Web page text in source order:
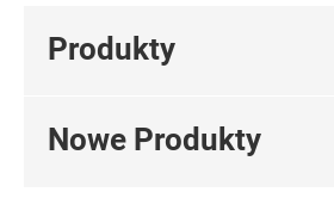
Produkty
Nowe Produkty